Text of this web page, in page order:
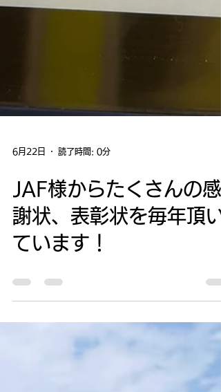
読了時間: 0分
JAF様からたくさんの感
謝状、表彰状を毎年頂い